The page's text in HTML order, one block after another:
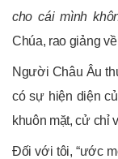
cho cái mình
Chúa, rao giảng
Người Châu Âu
có sự hiện diện
khuôn mặt, cử chỉ
Đối với tôi, “ước